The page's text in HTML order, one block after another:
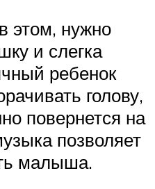
этом, нужно
и слегка
ребенок
голову,
повернется на
позволяет
малыша.